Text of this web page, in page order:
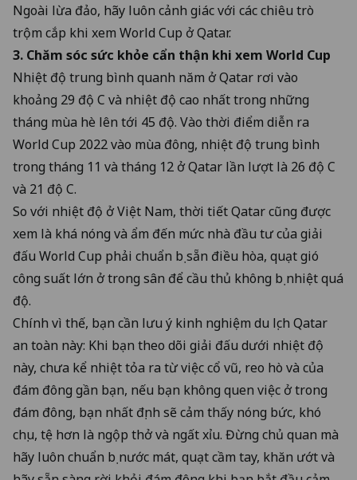
Ngoài lừa đảo, hãy luôn cảnh giác với các chiêu trò
trộm cắp khi xem World Cup ở Qatar.
3. Chăm sóc sức khỏe cẩn thận khi xem World Cup
Nhiệt độ trung bình quanh năm ở Qatar rơi vào
khoảng 29 độ C và nhiệt độ cao nhất trong những
tháng mùa hè lên tới 45 độ. Vào thời điểm diễn ra
World Cup 2022 vào mùa đông, nhiệt độ trung bình
trong tháng 11 và tháng 12 ở Qatar lần lượt là 26 độ C
và 21 độ C.
So với nhiệt độ ở Việt Nam, thời tiết Qatar cũng được
xem là khá nóng và ẩm đến mức nhà đầu tư của giải
đấu World Cup phải chuẩn bị sẵn điều hòa, quạt gió
công suất lớn ở trong sân để cầu thủ không bị nhiệt quá
độ.
Chính vì thế, bạn cần lưu ý kinh nghiệm du lịch Qatar
an toàn này: Khi bạn theo dõi giải đấu dưới nhiệt độ
này, chưa kể nhiệt tỏa ra từ việc cổ vũ, reo hò và của
đám đông gần bạn, nếu bạn không quen việc ở trong
đám đông, bạn nhất định sẽ cảm thấy nóng bức, khó
chịu, tệ hơn là ngộp thở và ngất xỉu. Đừng chủ quan mà
hãy luôn chuẩn bị nước mát, quạt cầm tay, khăn ướt và